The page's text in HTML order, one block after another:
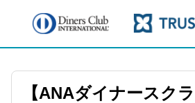
【ANAダイナースク